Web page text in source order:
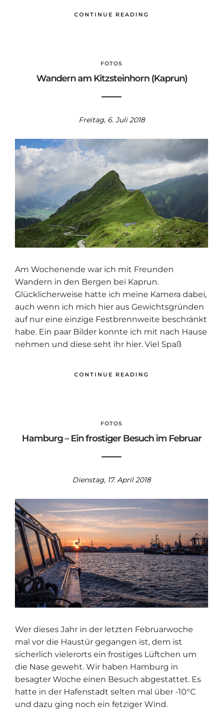
CONTINUE READING
FOTOS
Wandern am Kitzsteinhorn (Kaprun)
Freitag, 6. Juli 2018
Am Wochenende war ich mit Freunden
Wandern in den Bergen bei Kaprun.
Glücklicherweise hatte ich meine Kamera dabei,
auch wenn ich mich hier aus Gewichtsgründen
auf nur eine einzige Festbrennweite beschränkt
habe. Ein paar Bilder konnte ich mit nach Hause
nehmen und diese seht ihr hier. Viel Spaß
CONTINUE READING
FOTOS
Hamburg – Ein frostiger Besuch im Februar
Dienstag, 17. April 2018
Wer dieses Jahr in der letzten Februarwoche
mal vor die Haustür gegangen ist, dem ist
sicherlich vielerorts ein frostiges Lüftchen um
die Nase geweht. Wir haben Hamburg in
besagter Woche einen Besuch abgestattet. Es
hatte in der Hafenstadt selten mal über -10°C
und dazu ging noch ein fetziger Wind.